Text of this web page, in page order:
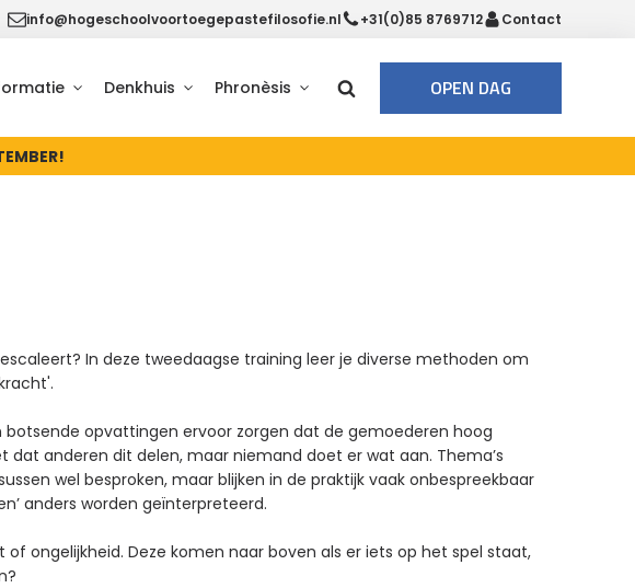
info@hogeschoolvoortoegepastefilosofie.nl +31(0)85 8769712 Contact
Denkhuis Phronèsis OPEN DAG
In deze tweedaagse training leer je diverse methoden om
opvattingen ervoor zorgen dat de gemoederen hoog
anderen dit delen, maar niemand doet er wat aan. Thema’s
wel besproken, maar blijken in de praktijk vaak onbespreekbaar
anders worden geïnterpreteerd.
ongelijkheid. Deze komen naar boven als er iets op het spel staat,